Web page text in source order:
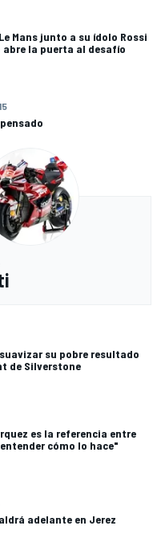
Mans junto a su ídolo Rossi
abre la puerta al desafío
su pobre resultado
de Silverstone
es la referencia entre
cómo lo hace"
adelante en Jerez